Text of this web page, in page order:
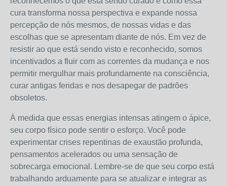
cura transforma nossa perspectiva e expande nossa
percepção de nós mesmos, de nossas vidas e das
escolhas que se apresentam diante de nós. Em vez de
resistir ao que está sendo visto e reconhecido, somos
incentivados a fluir com as correntes da mudança e nos
permitir mergulhar mais profundamente na consciência,
curar antigas feridas e nos desapegar de padrões
obsoletos.
À medida que essas energias intensas atingem o ápice,
seu corpo físico pode sentir o esforço. Você pode
experimentar crises repentinas de exaustão profunda,
pensamentos acelerados ou uma sensação de
sobrecarga emocional. Lembre-se de que seu corpo está
trabalhando arduamente para se atualizar e integrar as